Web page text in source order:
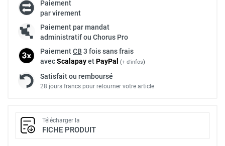
Paiement
par virement
Paiement par mandat
administratif ou Chorus Pro
PaiementCB 3 fois sans frais
avecScalapayetPayPal (+ d'infos)
Satisfait ou remboursé
28 jours francs pour retourner votre article
Télécharger la
FICHE PRODUIT